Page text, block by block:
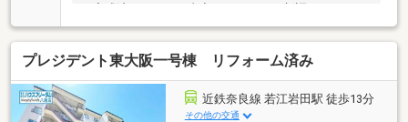
新調 ・洗面化粧台新調 ・給湯器新調 ・建具一式
新調 ・間取り変更 ・クロス張替 ・床材貼替 他
○こだわりの室内空間♪○家具のセット販売（物件価格
込み）です！○南向きにつき陽当たり良好！○動線◎セ
パレートタイプのアイランドキッチン採用！◆会社の
特徴◆ハウスフリーダムは【東証スタンダード上場企
プレジデント東大阪一号棟 リフォーム済み
近鉄奈良線 若江岩田駅 徒歩13分
その他の交通